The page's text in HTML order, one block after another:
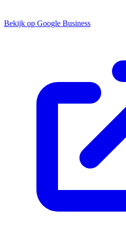
Bekijk op Google Business